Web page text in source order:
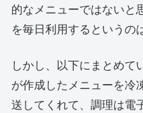
的なメニューではないと
を毎日利用するというの
しかし、以下にまとめて
が作成したメニューを冷
送してくれて、調理は電